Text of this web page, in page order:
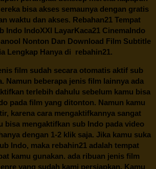
bisa akses semaunya dengan gratis
waktu dan akses. Rebahan21 Tempat
Indo IndoXXI LayarKaca21 CinemaIndo
Nonton Dan Download Film Subtitle
Lengkap Hanya di rebahin21.
film sudah secara otomatis aktif sub
Namun beberapa jenis film lainnya ada
terlebih dahulu sebelum kamu bisa
pada film yang ditonton. Namun kamu
karena cara mengaktifkannya sangat
bisa mengaktifkan sub Indo pada video
dengan 1-2 klik saja. Jika kamu suka
Indo, maka rebahin21 adalah tempat
kamu gunakan. ada ribuan jenis film
yang sudah kami persiapkan. Kamu